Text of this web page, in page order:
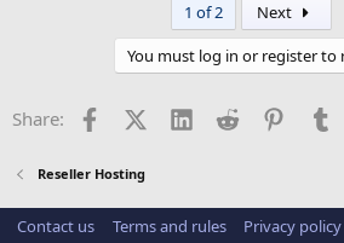
1 of 2 Next
You must log in or register to
Share: FacebookX (Twitter)
LinkedInReddit
Reseller Hosting
Contact us Terms and rules Privacy policy